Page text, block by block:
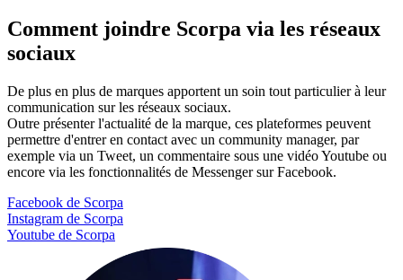
Comment joindre Scorpa via les réseaux
sociaux
De plus en plus de marques apportent un soin tout particulier à leur
communication sur les réseaux sociaux.
Outre présenter l'actualité de la marque, ces plateformes peuvent
permettre d'entrer en contact avec un community manager, par
exemple via un Tweet, un commentaire sous une vidéo Youtube ou
encore via les fonctionnalités de Messenger sur Facebook.
Facebook de Scorpa
Instagram de Scorpa
Youtube de Scorpa